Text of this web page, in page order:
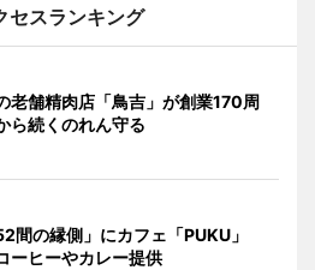
セスランキング
老舗精肉店「鳥吉」が創業170周
続くのれん守る
間の縁側」にカフェ「PUKU」
ーヒーやカレー提供